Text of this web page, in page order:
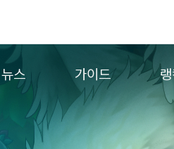
뉴스
업데이트
가이드
컨텐